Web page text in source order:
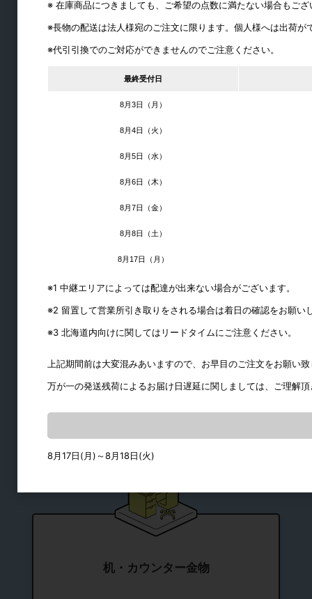
ラック・シェルフ金物
シリンダー錠・引き出し錠
締結・ジョイント
パイプ・ブラケット
水平収納
机・カウンター金物
※ 在庫商品につきましても、ご希望の点数に満たない場合もご
※長物の配送は法人様宛のご注文に限ります。個人様へは出荷が
※代引引換でのご対応ができませんのでご注意ください。
最終受付日
8月3日（月）
8月4日（火）
8月5日（水）
8月6日（木）
8月7日（金）
8月8日（土）
8月17日（月）
※1 中継エリアによっては配達が出来ない場合がございます。
※2 留置して営業所引き取りをされる場合は着日の確認をお願い
※3 北海道内向けに関してはリードタイムにご注意ください。
上記期間前は大変混みあいますので、お早目のご注文をお願い
万が一の発送残荷によるお届け日遅延に関しましては、ご理解
8月17日(月)～8月18日(火)